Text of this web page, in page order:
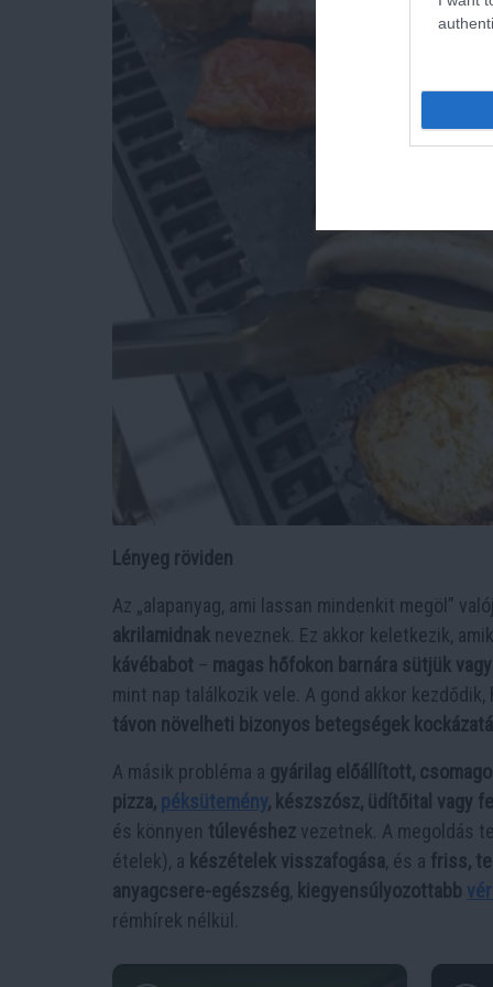
Lényeg röviden
Az „alapanyag, ami lassan mindenkit megöl”
akrilamidnak neveznek. Ez akkor keletkezik,
kávébabot – magas hőfokon barnára sütjük
mint nap találkozik vele. A gond akkor kezdődik,
távon növelheti bizonyos betegségek
A másik probléma a gyárilag előállított,
pizza, péksütemény, készszósz, üdítőital vagy
és könnyen túlevéshez vezetnek. A megoldás
ételek), a készételek visszafogása, és a friss,
anyagcsere-egészség, kiegyensúlyozottabb
rémhírek nélkül.